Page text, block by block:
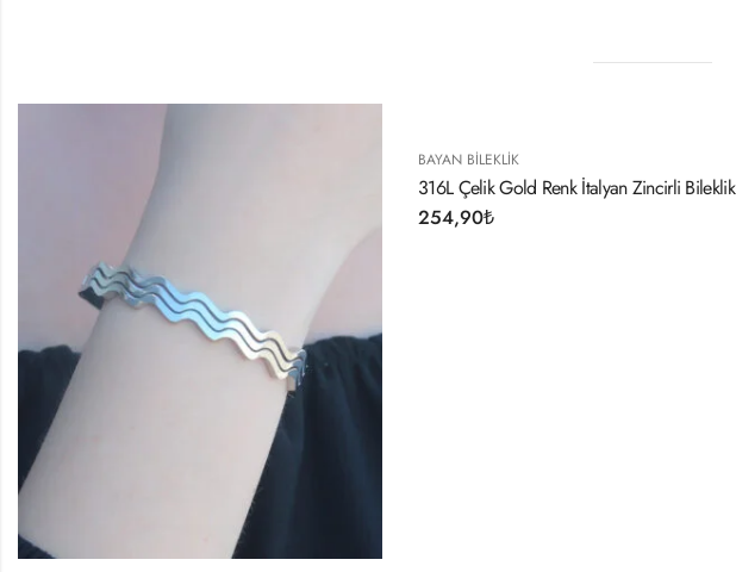
BAYAN BILEKLIK
316L Çelik Gold Renk İtalyan Zincirli Bileklik
254,90₺